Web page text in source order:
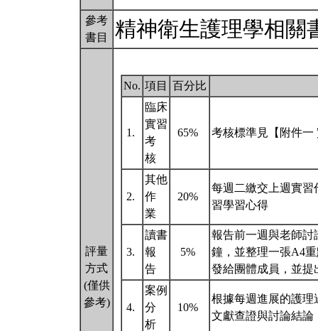
參考
書目
精神衛生護理學相關
評量
方式
(僅供
參考)
No. 項目 百分比
1.
臨床
實習
考
核
65% 考核標準見【附件
2.
其他
作
業
20%
每週二繳交上週實習
習學習心得
3.
讀書
報
告
5%
報告前一週與老師討
鐘，並整理一張A4
發給團體成員，並
4.
案例
分
析
10%
根據每週進展的護理
文獻查證與討論結論